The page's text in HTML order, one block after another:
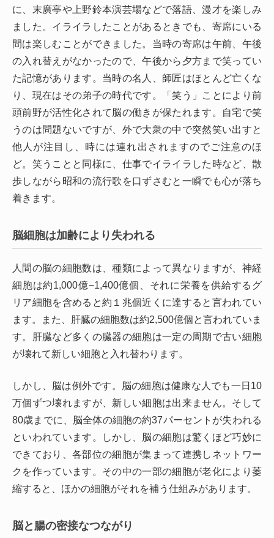
に、末廣亭や上野鈴本演芸場などで落語、漫才を楽しみ
ました。イライラしたことがあるときでも、寄席にいる
間は楽しむことができました。当時の寄席は午前、午後
の入れ替えがなかったので、午後から夕方まで笑ってい
た記憶があります。当時の名人、師匠はほとんど亡くな
り、現在はその弟子の時代です。「笑う」ことにより前
頭前野が活性化されて脳の働きが保たれます。自宅で笑
うのは問題ないですが、外で大衆の中で突然笑い出すと
他人が注目し、時には連れ出されますのでご注意のほ
ど。笑うことと同様に、仕事でイライラした時など、散
歩しながら昭和の流行歌を口ずさむと一瞬でも心が落ち
着きます。
脳細胞は加齢により失われる
人間の脳の細胞数は、種類によって異なりますが、神経
細胞は約1,000億−1,400億個、それに栄養を供給するグ
リア細胞を含めると約１兆個近くに達すると言われてい
ます。また、肝臓の細胞数は約2,500億個と言われていま
す。肝臓など多くの臓器の細胞は一定の周期で古い細胞
が壊れて新しい細胞と入れ替わります。
しかし、脳は例外です。脳の細胞は健康な人でも一日10
万個ずつ壊れますが、新しい細胞は出来ません。そして
80歳までに、脳全体の細胞の約37パーセントが失われる
といわれています。しかし、脳の細胞は驚くほど巧妙に
できており、各部位の細胞が集まって連携しネットワー
クを作っています。その中の一部の細胞が老化により萎
縮すると、ほかの細胞がそれを補う仕組みがあります。
脳と腸の密接なつながり